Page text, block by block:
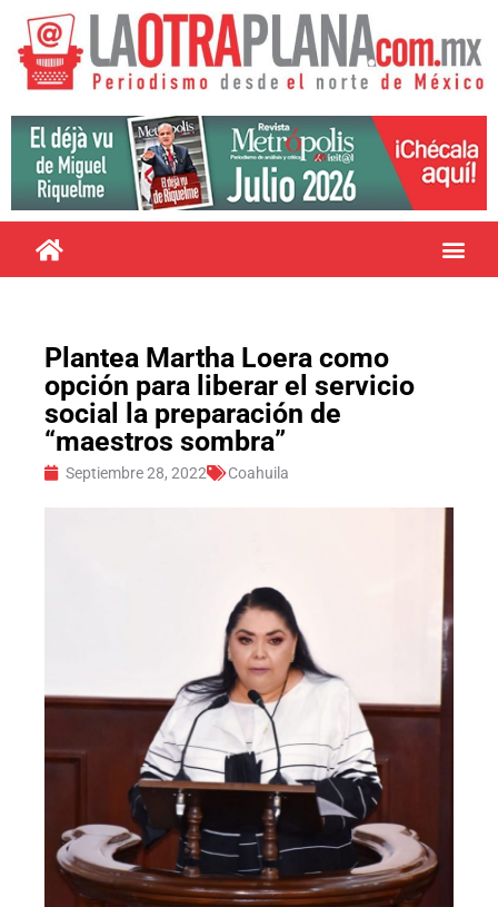
Plantea Martha Loera como
opción para liberar el servicio
social la preparación de
“maestros sombra”
Septiembre 28, 2022 Coahuila